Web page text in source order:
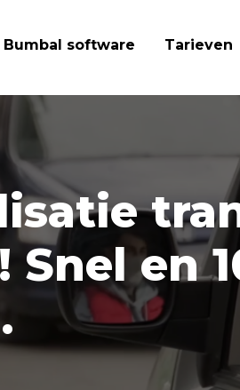
Bumbal software Tarieven
Snel en